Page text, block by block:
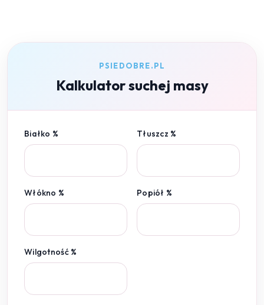
PSIEDOBRE.PL
Kalkulator suchej masy
Białko % Tłuszcz %
Włókno % Popiół %
Wilgotność %